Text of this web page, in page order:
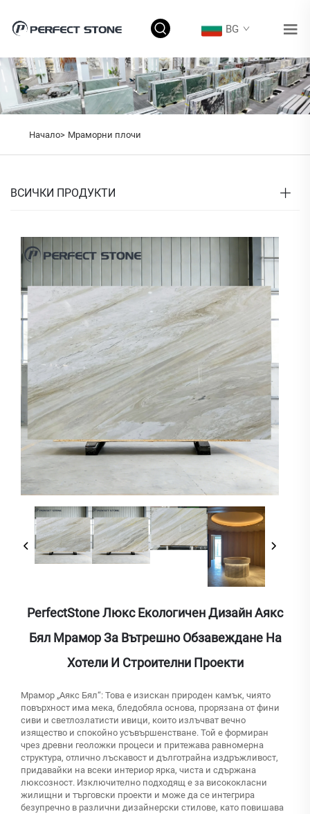
BG
Начало> Мраморни плочи
ВСИЧКИ ПРОДУКТИ
PerfectStone Люкс Екологичен Дизайн Аякс
Бял Мрамор За Вътрешно Обзавеждане На
Хотели И Строителни Проекти
Мрамор „Аякс Бял“: Това е изискан природен камък, чиято
повърхност има мека, бледобяла основа, прорязана от фини
сиви и светлозлатисти ивици, които излъчват вечно
изящество и спокойно усъвършенстване. Той е формиран
чрез древни геоложки процеси и притежава равномерна
структура, отлично лъскавост и дълготрайна издръжливост,
придавайки на всеки интериор ярка, чиста и сдържана
люксозност. Изключително подходящ е за висококласни
жилищни и търговски проекти и може да се интегрира
безупречно в различни дизайнерски стилове, като повишава